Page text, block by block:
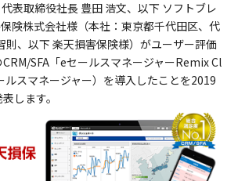
表取締役社長 豊田 浩文、以下 ソフトブレ
険株式会社様（本社：東京都千代田区、代
則、以下 楽天損害保険様）がユーザー評価
SFA「eセールスマネージャーRemix Cl
スマネージャー）を導入したことを2019
します。